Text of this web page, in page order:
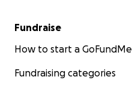
Fundraise
How to start a GoFundMe
Fundraising categories